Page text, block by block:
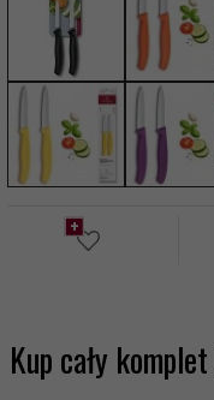
Kup cały